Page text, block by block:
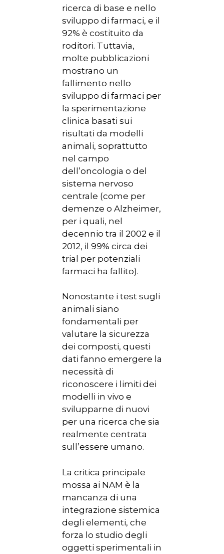
ricerca di base e nello
sviluppo di farmaci, e il
92% è costituito da
roditori. Tuttavia,
molte pubblicazioni
mostrano un
fallimento nello
sviluppo di farmaci per
la sperimentazione
clinica basati sui
risultati da modelli
animali, soprattutto
nel campo
dell’oncologia o del
sistema nervoso
centrale (come per
demenze o Alzheimer,
per i quali, nel
decennio tra il 2002 e il
2012, il 99% circa dei
trial per potenziali
farmaci ha fallito).
Nonostante i test sugli
animali siano
fondamentali per
valutare la sicurezza
dei composti, questi
dati fanno emergere la
necessità di
riconoscere i limiti dei
modelli in vivo e
svilupparne di nuovi
per una ricerca che sia
realmente centrata
sull’essere umano.
La critica principale
mossa ai NAM è la
mancanza di una
integrazione sistemica
degli elementi, che
forza lo studio degli
oggetti sperimentali in